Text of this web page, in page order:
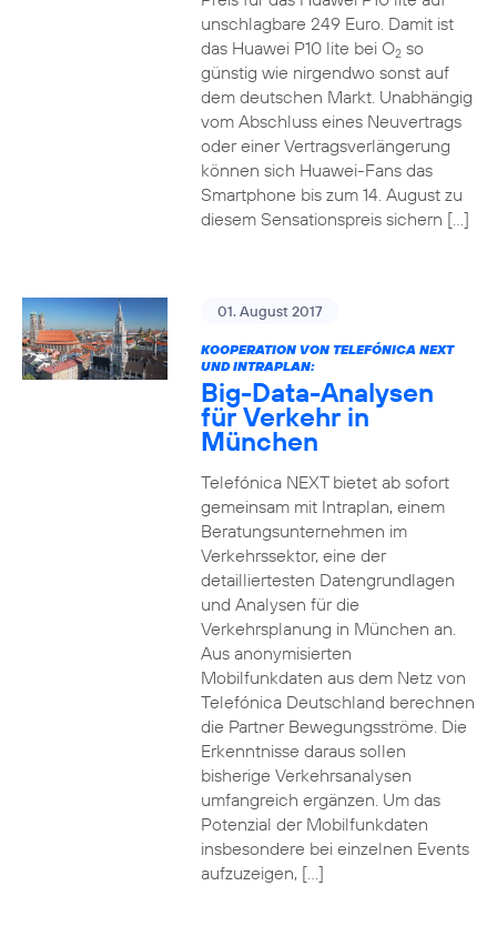
unschlagbare 249 Euro. Damit ist
das Huawei P10 lite bei O2so
günstig wie nirgendwo sonst auf
dem deutschen Markt. Unabhängig
vom Abschluss eines Neuvertrags
oder einer Vertragsverlängerung
können sich Huawei-Fans das
Smartphone bis zum 14. August zu
diesem Sensationspreis sichern […]
01. August 2017
KOOPERATION VON TELEFÓNICA NEXT
UND INTRAPLAN:
Big-Data-Analysen
für Verkehr in
München
Telefónica NEXT bietet ab sofort
gemeinsam mit Intraplan, einem
Beratungsunternehmen im
Verkehrssektor, eine der
detailliertesten Datengrundlagen
und Analysen für die
Verkehrsplanung in München an.
Aus anonymisierten
Mobilfunkdaten aus dem Netz von
Telefónica Deutschland berechnen
die Partner Bewegungsströme. Die
Erkenntnisse daraus sollen
bisherige Verkehrsanalysen
umfangreich ergänzen. Um das
Potenzial der Mobilfunkdaten
insbesondere bei einzelnen Events
aufzuzeigen, […]